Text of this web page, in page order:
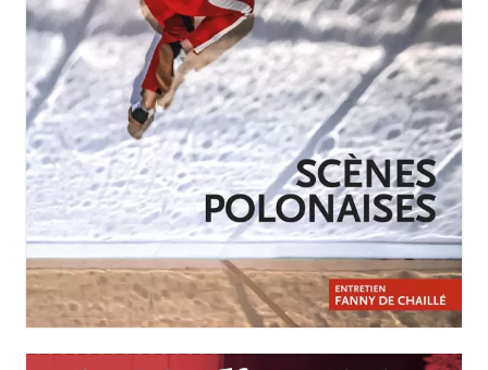
JANVIER-MARS 2026
N°258
Scènes polonaises